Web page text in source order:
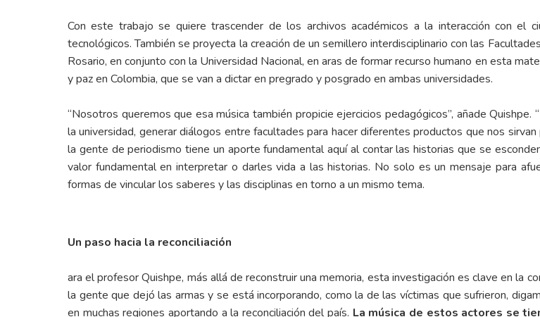
Con este trabajo se quiere trascender de los archivos académicos a la interacción con el
tecnológicos. También se proyecta la creación de un semillero interdisciplinario con las
Rosario, en conjunto con la Universidad Nacional, en aras de formar recurso humano en esta
y paz en Colombia, que se van a dictar en pregrado y posgrado en ambas universidades.
“Nosotros queremos que esa música también propicie ejercicios pedagógicos”, añade
la universidad, generar diálogos entre facultades para hacer diferentes productos que nos
la gente de periodismo tiene un aporte fundamental aquí al contar las historias que se
valor fundamental en interpretar o darles vida a las historias. No solo es un mensaje para
formas de vincular los saberes y las disciplinas en torno a un mismo tema.
Un paso hacia la reconciliación
ara el profesor Quishpe, más allá de reconstruir una memoria, esta investigación es clave en la
la gente que dejó las armas y se está incorporando, como la de las víctimas que sufrieron,
en muchas regiones aportando a la reconciliación del país. La música de estos actores se